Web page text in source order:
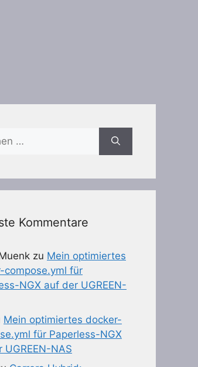
Kommentare
zu Mein optimiertes
compose.yml für
NGX auf der UGREEN-
Mein optimiertes docker-
für Paperless-NGX
UGREEN-NAS